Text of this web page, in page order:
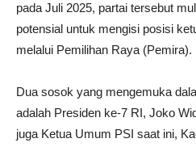
pada Juli 2025, partai tersebut
potensial untuk mengisi posisi
melalui Pemilihan Raya (Pemira).
Dua sosok yang mengemuka
adalah Presiden ke-7 RI, Joko
juga Ketua Umum PSI saat ini,